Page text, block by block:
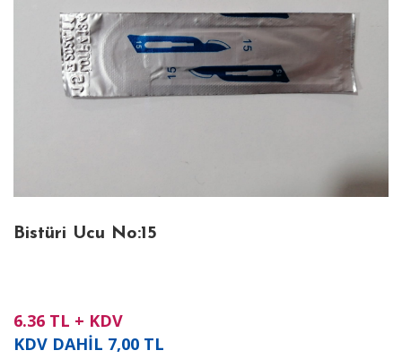
Bistüri Ucu No:15
6.36 TL + KDV
KDV DAHİL 7,00 TL